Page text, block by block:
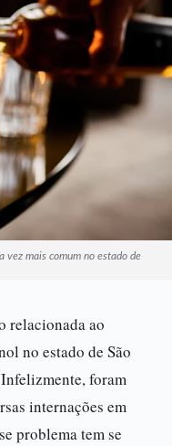
vez mais comum no estado de
relacionada ao
no estado de São
foram
internações em
problema tem se